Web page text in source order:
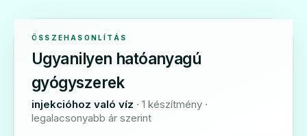
ÖSSZEHASONLÍTÁS
Ugyanilyen hatóanyagú
gyógyszerek
injekcióhoz való víz · 1 készítmény ·
legalacsonyabb ár szerint